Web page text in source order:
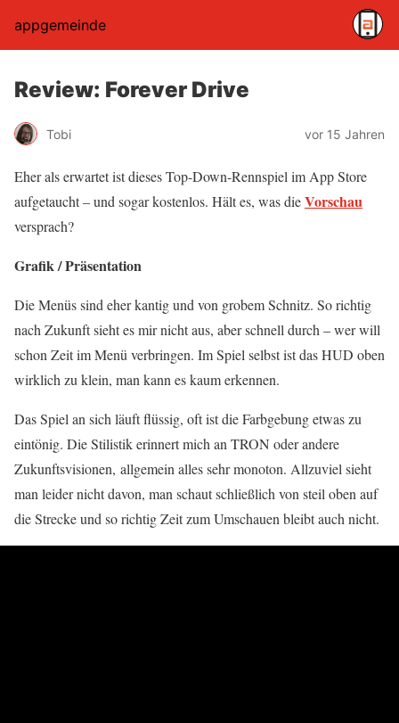
appgemeinde
Review: Forever Drive
Tobi vor 15 Jahren
Eher als erwartet ist dieses Top-Down-Rennspiel im App Store
aufgetaucht – und sogar kostenlos. Hält es, was dieVorschau
versprach?
Grafik / Präsentation
Die Menüs sind eher kantig und von grobem Schnitz. So richtig
nach Zukunft sieht es mir nicht aus, aber schnell durch – wer will
schon Zeit im Menü verbringen. Im Spiel selbst ist das HUD oben
wirklich zu klein, man kann es kaum erkennen.
Das Spiel an sich läuft flüssig, oft ist die Farbgebung etwas zu
eintönig. Die Stilistik erinnert mich an TRON oder andere
Zukunftsvisionen, allgemein alles sehr monoton. Allzuviel sieht
man leider nicht davon, man schaut schließlich von steil oben auf
die Strecke und so richtig Zeit zum Umschauen bleibt auch nicht.